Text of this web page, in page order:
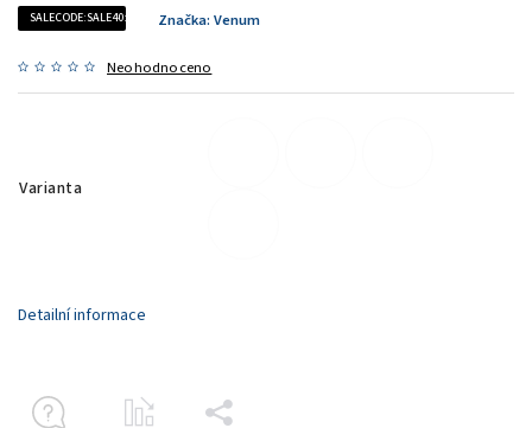
SALECODE:SALE40:40:%
Neohodnoceno
Značka: Venum
Varianta
Detailní informace